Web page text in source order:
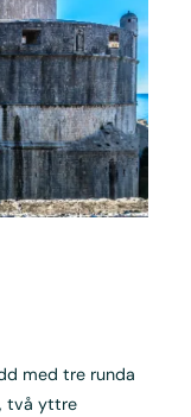
med tre runda
två yttre